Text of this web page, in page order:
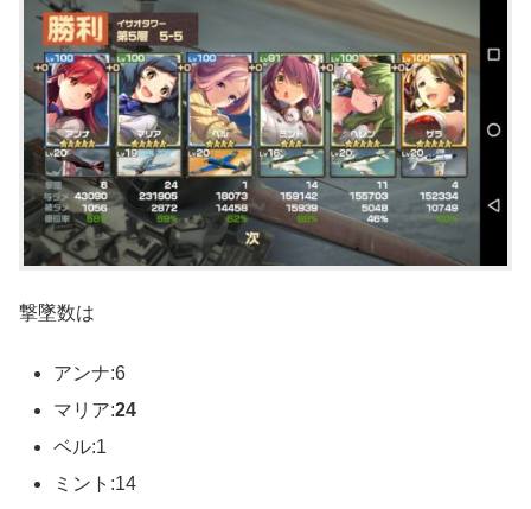
撃墜数は
アンナ:6
マリア:24
ベル:1
ミント:14